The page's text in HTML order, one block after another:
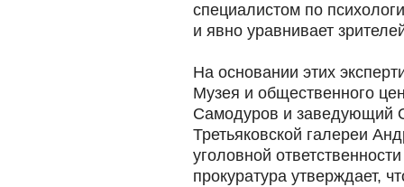
специалистом по
и явно уравнивает
На основании этих
Музея и общественного
Самодуров и заведующий
Третьяковской галереи
уголовной
прокуратура утверждает,